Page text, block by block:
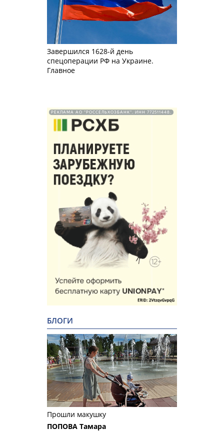
Завершился 1628-й день
спецоперации РФ на Украине.
Главное
РЕКЛАМА АО "РОССЕЛЬХОЗБАНК". ИНН 772511448.
БЛОГИ
Прошли макушку
ПОПОВА Тамара